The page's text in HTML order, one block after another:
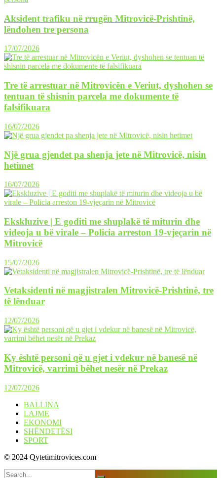
Aksident trafiku në rrugën Mitrovicë-Prishtinë,
lëndohen tre persona
17/07/2026
Tre të arrestuar në Mitrovicën e Veriut, dyshohen se
tentuan të shisnin parcela me dokumente të
falsifikuara
16/07/2026
Një grua gjendet pa shenja jete në Mitrovicë, nisin
hetimet
16/07/2026
Ekskluzive | E goditi me shuplakë të miturin dhe
videoja u bë virale – Policia arreston 19-vjeçarin në
Mitrovicë
15/07/2026
Vetaksidenti në magjistralen Mitrovicë-Prishtinë, tre
të lënduar
12/07/2026
Ky është personi që u gjet i vdekur në banesë në
Mitrovicë, varrimi bëhet nesër në Prekaz
12/07/2026
BALLINA
LAJME
EKONOMI
SHËNDETËSI
SPORT
© 2024 Qytetimitrovices.com